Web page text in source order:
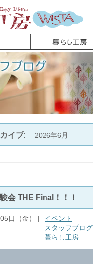
イブ: 2026年6月
会 THE Final！！！
日（金） |
イベント
スタッフブログ
暮らし工房